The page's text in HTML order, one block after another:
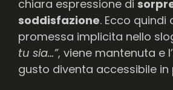
chiara espressione di
soddisfazione. Ecco quindi
promessa implicita nello
tu sia…”, viene mantenuta e
gusto diventa accessibile in